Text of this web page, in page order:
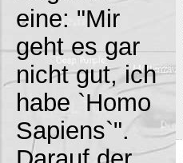
eine: "Mir
geht es gar
nicht gut, ich
habe `Homo
Sapiens`".